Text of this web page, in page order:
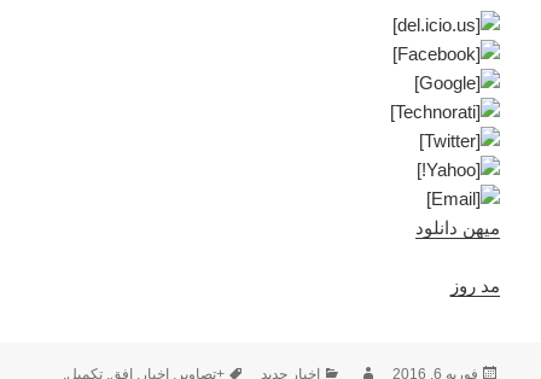
میهن دانلود
مد روز
ارسال
فوریه 6, 2016 نویسندهدسته‌ها
اخبار جدید برچسب‌ها
+تصاویر, اخبار, افق,تکمیل,